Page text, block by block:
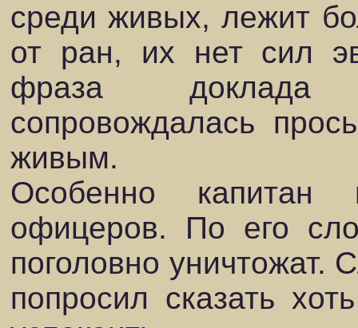
среди живых, лежит
от ран, их нет сил
фраза доклада
сопровождалась
живым.
Особенно капитан
офицеров. По его
поголовно уничтожат.
попросил сказать